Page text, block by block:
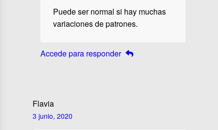
Puede ser normal si hay muchas
variaciones de patrones.
Accede para responder
Flavia
3 junio, 2020